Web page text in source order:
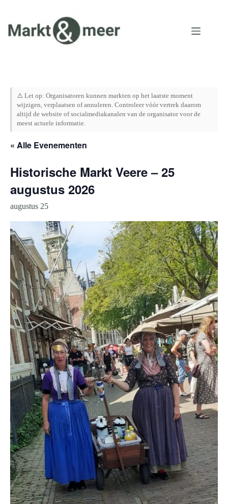
inhoud
⚠️ Let op: Organisatoren kunnen markten op het laatste moment
wijzigen, verplaatsen of annuleren. Controleer vóór vertrek daarom
altijd de website of socialmediakanalen van de organisator voor de
meest actuele informatie.
« Alle Evenementen
Historische Markt Veere – 25
augustus 2026
augustus 25